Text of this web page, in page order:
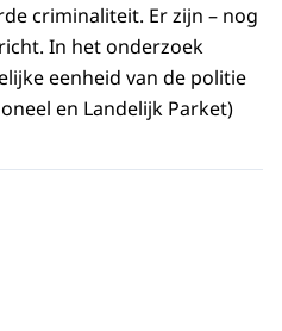
criminaliteit. Er zijn – nog
In het onderzoek
eenheid van de politie
en Landelijk Parket)